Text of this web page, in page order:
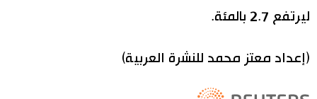
ليرتفع 2.7 بالمئة.
(إعداد معتز محمد للنشرة العربية)